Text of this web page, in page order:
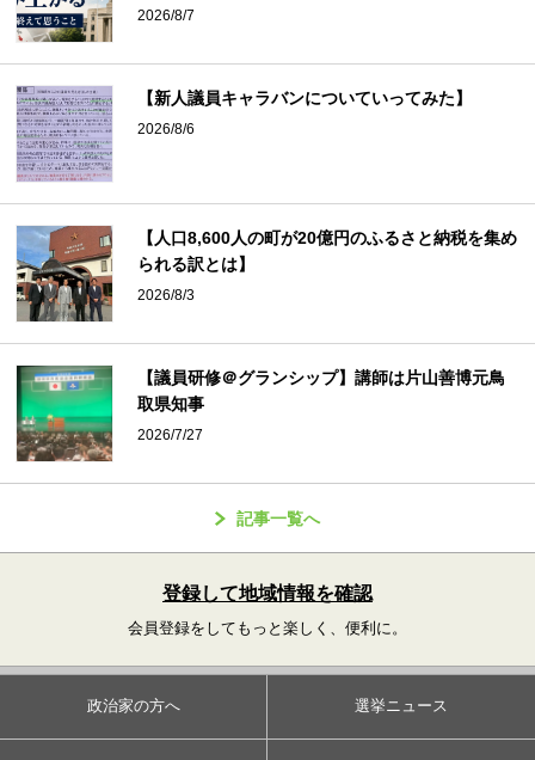
2026/8/7
【新人議員キャラバンについていってみた】
2026/8/6
【人口8,600人の町が20億円のふるさと納税を集め
られる訳とは】
2026/8/3
【議員研修＠グランシップ】講師は片山善博元鳥
取県知事
2026/7/27
記事一覧へ
登録して地域情報を確認
会員登録をしてもっと楽しく、便利に。
政治家の方へ 選挙ニュース